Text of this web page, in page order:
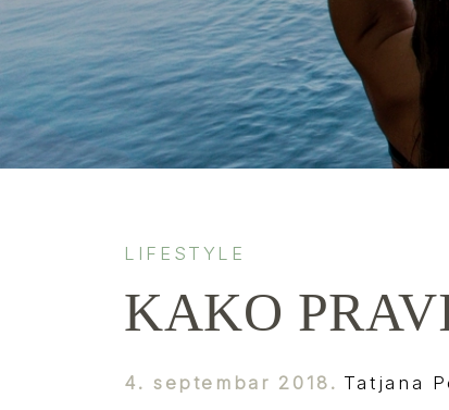
LIFESTYLE
KAKO
4. septembar 2018. Tatjana